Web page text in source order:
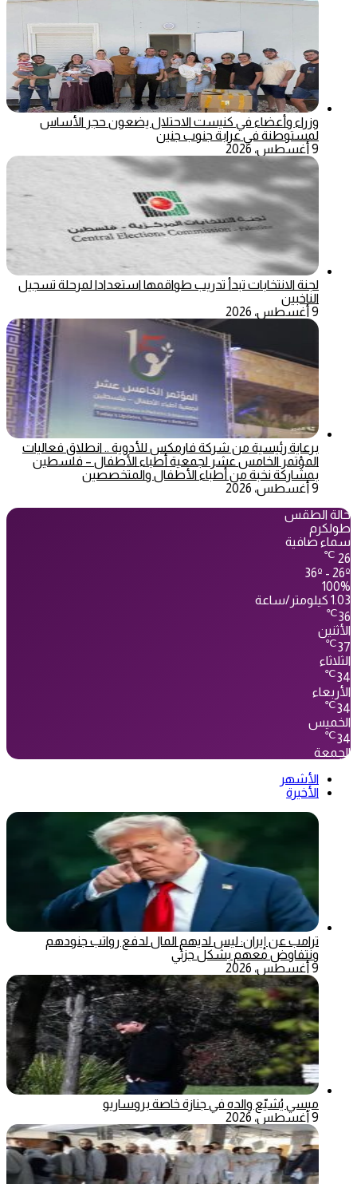
وزراء وأعضاء في كنيست الاحتلال يضعون حجر الأساس
لمستوطنة في عرابة جنوب جنين
9 أغسطس، 2026
لجنة الانتخابات تبدأ تدريب طواقمها استعدادا لمرحلة تسجيل
الناخبين
9 أغسطس، 2026
برعاية رئيسية من شركة فارمكس للأدوية .. انطلاق فعاليات
المؤتمر الخامس عشر لجمعية أطباء الأطفال – فلسطين
بمشاركة نخبة من أطباء الأطفال والمتخصصين
9 أغسطس، 2026
حالة الطقس
طولكرم
سماء صافية
26
℃
36º - 26º
100%
1.03 كيلومتر/ساعة
36
℃
الأثنين
37
℃
الثلاثاء
34
℃
الأربعاء
34
℃
الخميس
34
℃
الجمعة
الأشهر
الأخيرة
ترامب عن إيران: ليس لديهم المال لدفع رواتب جنودهم
ونتفاوض معهم بشكل جزئي
9 أغسطس، 2026
ميسي يُشيّع والده في جنازة خاصة بروساريو
9 أغسطس، 2026